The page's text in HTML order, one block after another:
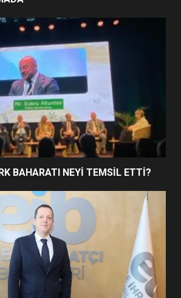
EDREMİT’İN GURURU TÜRKİYE
NE BAŞARDI?
BALIKESİR MÜZELERİNDE SÜRE
NE DEĞİŞTİ?
SATRANÇ
KAYITLARI NEYİ
DEĞİŞTİRİYOR?
BELEDİYESPOR’DA
YÖNETİM NASIL
BAHARATI NEYİ TEMSİL ETTİ?